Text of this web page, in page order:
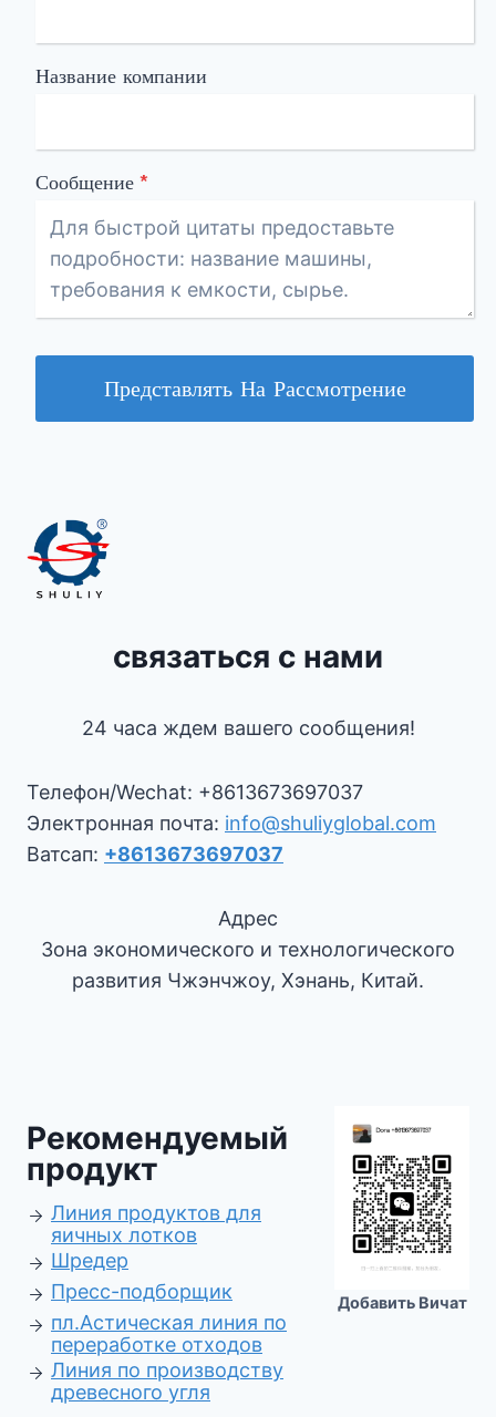
Название компании
Сообщение*
Представлять На Рассмотрение
связаться с нами
24 часа ждем вашего сообщения!
Телефон/Wechat: +8613673697037
Электронная почта: info@shuliyglobal.com
Ватсап: +8613673697037
Адрес
Зона экономического и технологического
развития Чжэнчжоу, Хэнань, Китай.
Рекомендуемый
продукт
Линия продуктов для
яичных лотков
Шредер
Пресс-подборщик
пл.Астическая линия по
переработке отходов
Линия по производству
древесного угля
Добавить Вичат